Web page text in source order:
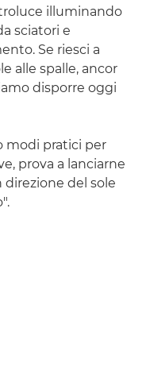
illuminando
sciatori e
Se riesci a
alle spalle, ancor
disporre oggi
modi pratici per
prova a lanciarne
direzione del sole